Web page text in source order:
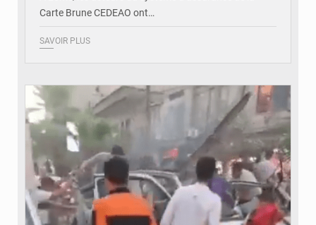
Carte Brune CEDEAO ont…
SAVOIR PLUS